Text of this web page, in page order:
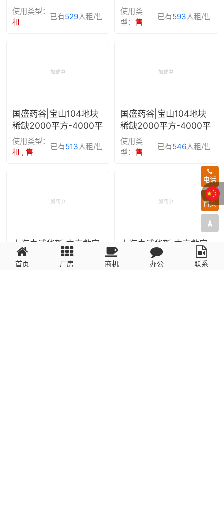
20.8-5800平方
使用类型：
租
已有529人租/售
50，2058，2478㎡出
售
使用类
型： 售
已有593人租/售
国盛药谷|宝山104地块
稀缺2000平方-4000平
方独栋工业厂房总部办
公出售
使用类型：
租 , 售
已有513 人租/售
国盛药谷|宝山104地块
稀缺2000平方-4000平
方独栋工业厂房总部办
公出售
使用类
型： 售
已有546人租/售
上海青浦华新·中交数字
智造港（一期）独栋分
层出租
上海青浦华新·中交数字
智造港（一期）独栋厂
电话
首页
首页 厂房 商机 办公 联系